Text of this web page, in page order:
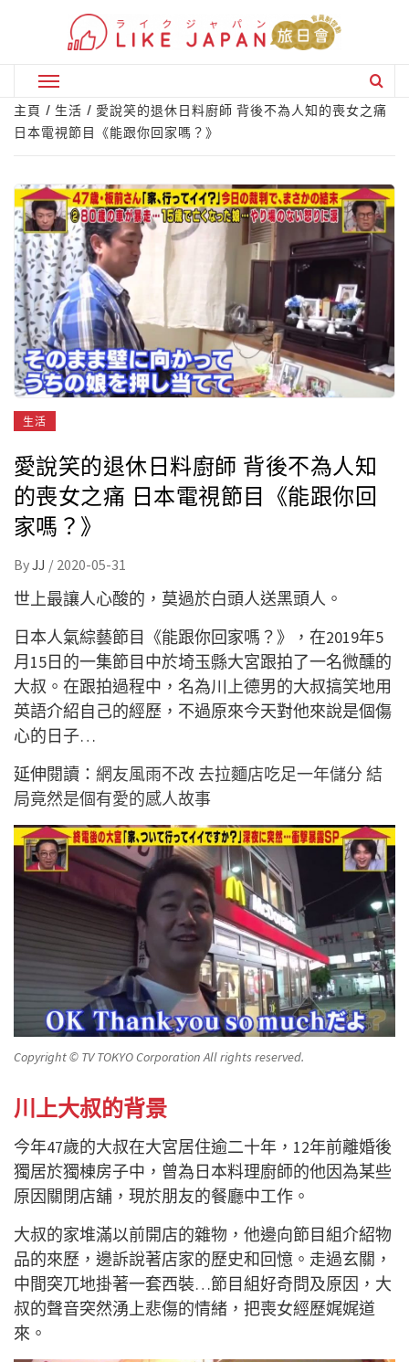
Primary
Menu
主頁 生活
愛說笑的退休日料廚師 背後不為人知的喪女之痛
日本電視節目《能跟你回家嗎？》
生活
愛說笑的退休日料廚師 背後不為人知
的喪女之痛 日本電視節目《能跟你回
家嗎？》
ByJJ / 2020-05-31
世上最讓人心酸的，莫過於白頭人送黑頭人。
日本人氣綜藝節目《能跟你回家嗎？》，在2019年5
月15日的一集節目中於埼玉縣大宮跟拍了一名微醺的
大叔。在跟拍過程中，名為川上德男的大叔搞笑地用
英語介紹自己的經歷，不過原來今天對他來說是個傷
心的日子…
延伸閱讀： 網友風雨不改 去拉麵店吃足一年儲分 結
局竟然是個有愛的感人故事
Copyright © TV TOKYO Corporation All rights reserved.
川上大叔的背景
今年47歲的大叔在大宮居住逾二十年，12年前離婚後
獨居於獨棟房子中，曾為日本料理廚師的他因為某些
原因關閉店舖，現於朋友的餐廳中工作。
大叔的家堆滿以前開店的雜物，他邊向節目組介紹物
品的來歷，邊訴說著店家的歷史和回憶。走過玄關，
中間突兀地掛著一套西裝…節目組好奇問及原因，大
叔的聲音突然湧上悲傷的情緒，把喪女經歷娓娓道
來。